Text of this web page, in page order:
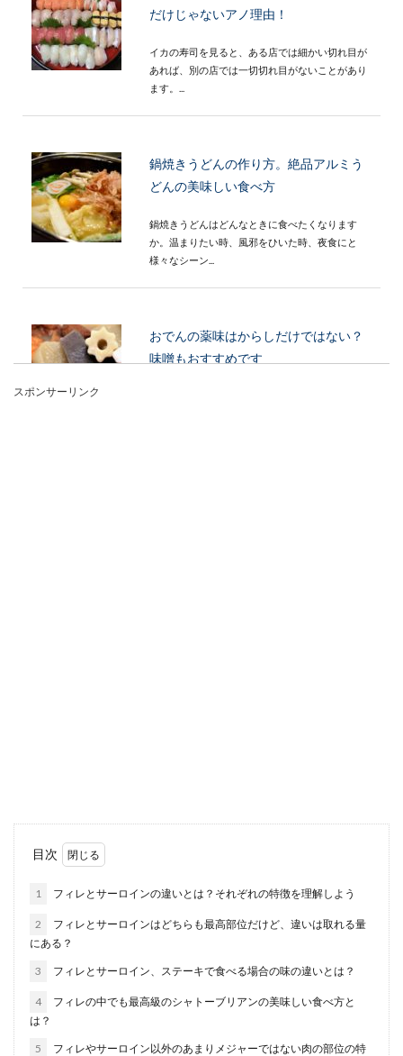
だけじゃないアノ理由！
イカの寿司を見ると、ある店では細かい切れ目が
あれば、別の店では一切切れ目がないことがあり
ます。...
鍋焼きうどんの作り方。絶品アルミう
どんの美味しい食べ方
鍋焼きうどんはどんなときに食べたくなります
か。温まりたい時、風邪をひいた時、夜食にと
様々なシーン...
おでんの薬味はからしだけではない？
味噌もおすすめです
具材が原価が高いのか気になってしまいます。と
いお魚を紹介します
スポンサーリンク
目次
1 フィレとサーロインの違いとは？それぞれの特徴を理解しよう
2
フィレとサーロインはどちらも最高部位だけど、違いは取れる量
にある？
3 フィレとサーロイン、ステーキで食べる場合の味の違いとは？
4
フィレの中でも最高級のシャトーブリアンの美味しい食べ方と
は？
5
フィレやサーロイン以外のあまりメジャーではない肉の部位の特